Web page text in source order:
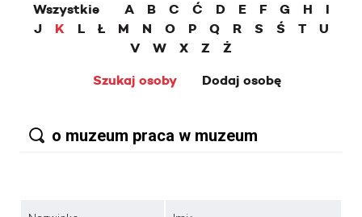
Wszystkie A B C Ć D E F G H
I
J
K L Ł M N O P Q R S Ś T
U
V
W X Z
Ż
Szukaj osoby
Dodaj osobę